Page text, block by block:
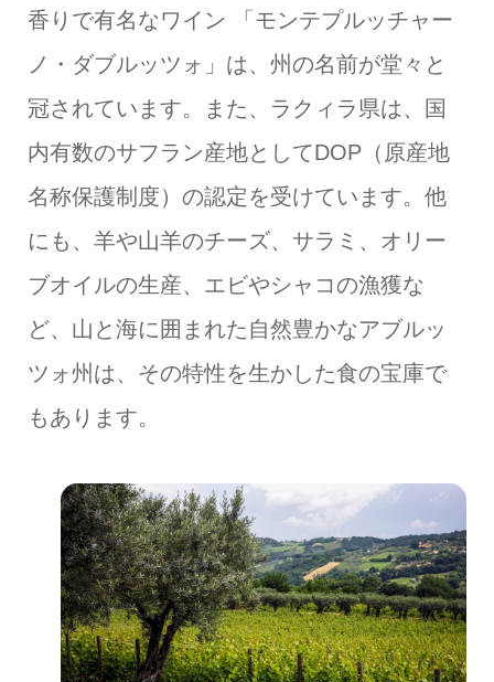
香りで有名なワイン 「モンテプルッチャー
ノ・ダブルッツォ」は、州の名前が堂々と
冠されています。また、ラクィラ県は、国
内有数のサフラン産地としてDOP（原産地
名称保護制度）の認定を受けています。他
にも、羊や山羊のチーズ、サラミ、オリー
ブオイルの生産、エビやシャコの漁獲な
ど、山と海に囲まれた自然豊かなアブルッ
ツォ州は、その特性を生かした食の宝庫で
もあります。